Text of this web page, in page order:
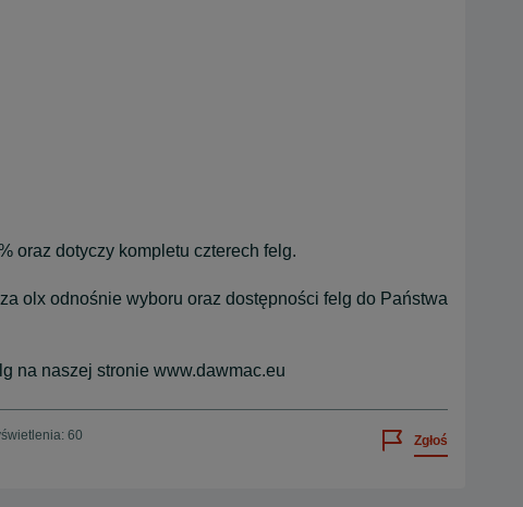
oraz dotyczy kompletu czterech felg.
olx odnośnie wyboru oraz dostępności felg do Państwa
na naszej stronie www.dawmac.eu
60 Zgłoś